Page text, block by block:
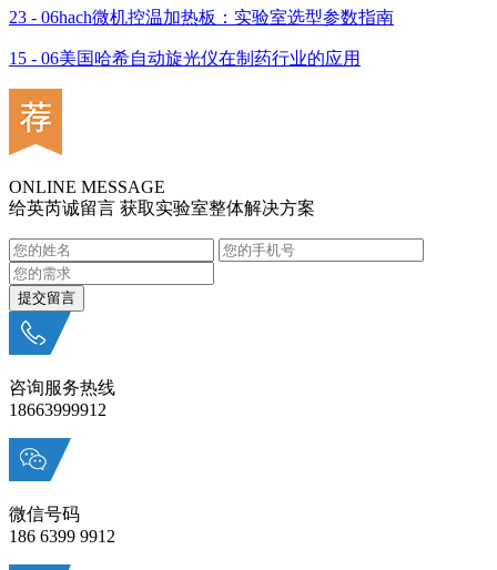
23 - 06hach微机控温加热板：实验室选型参数指南
15 - 06美国哈希自动旋光仪在制药行业的应用
ONLINE MESSAGE
给英芮诚留言 获取实验室整体解决方案
咨询服务热线
18663999912
微信号码
186 6399 9912